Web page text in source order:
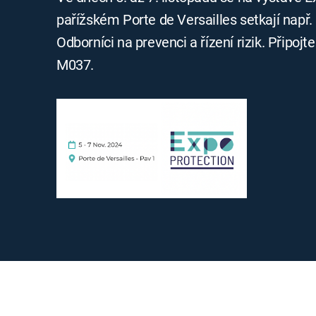
pařížském Porte de Versailles setkají např.
Odborníci na prevenci a řízení rizik.
M037.